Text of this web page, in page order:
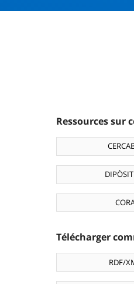
Ressources sur
Télécharger
RDF/